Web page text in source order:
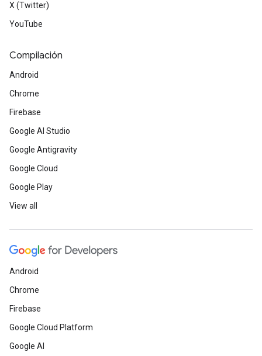
X (Twitter)
YouTube
Compilación
Android
Chrome
Firebase
Google AI Studio
Google Antigravity
Google Cloud
Google Play
View all
Android
Chrome
Firebase
Google Cloud Platform
Google AI